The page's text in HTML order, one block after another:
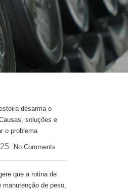
desarma o
soluções e
o problema
No Comments
que a rotina de
manutenção de peso,